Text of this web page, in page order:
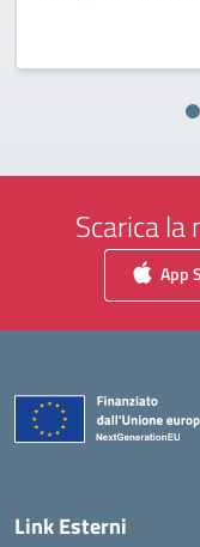
Scarica
App
Link Esterni